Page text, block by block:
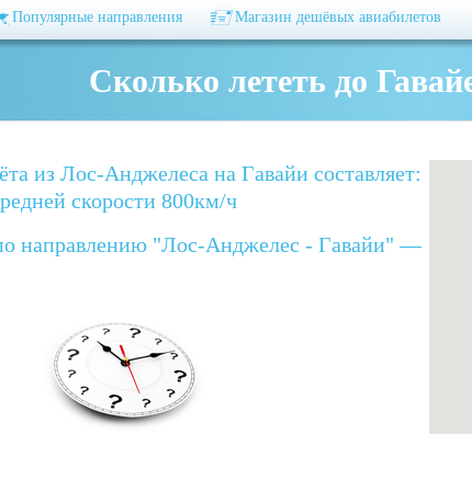
Популярные направления Магазин дешёвых авиабилетов
Сколько лететь до
из Лос-Анджелеса на Гавайи составляет:
скорости 800км/ч
направлению "Лос-Анджелес - Гавайи" —